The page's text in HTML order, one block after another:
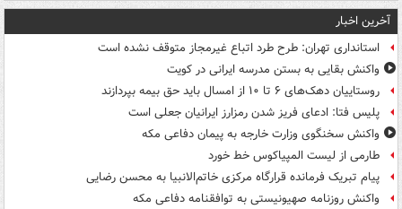
آخرین اخبار
استانداری تهران: طرح طرد اتباع غیرمجاز متوقف نشده است
واکنش بقایی به بستن مدرسه ایرانی در کویت
روستاییان دهک‌های ۶ تا ۱۰ از امسال باید حق بیمه بپردازند
پلیس فتا: ادعای فریز شدن رمزارز ایرانیان جعلی است
واکنش سخنگوی وزارت خارجه به پیمان دفاعی مکه
طارمی از لیست المپیاکوس خط خورد
پیام تبریک فرمانده قرارگاه مرکزی خاتم‌الانبیا به محسن رضایی
واکنش روزنامه صهیونیستی به توافقنامه دفاعی مکه